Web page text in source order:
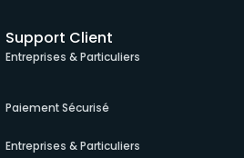
Support Client
Entreprises & Particuliers
Paiement Sécurisé
Entreprises & Particuliers